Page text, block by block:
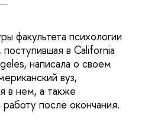
факультета психологии
в California
написала о своем
вуз,
в нем, а также
после окончания.